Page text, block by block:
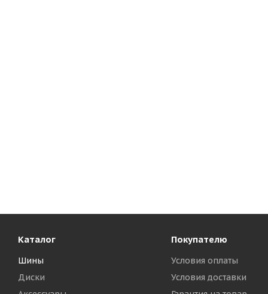
Каталог
Шины
Диски
Покупателю
Условия оплаты
Условия доставки